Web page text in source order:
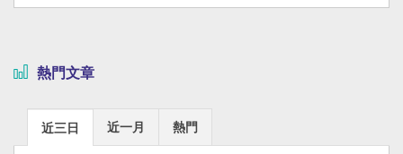
熱門文章
近三日 近一月 熱門